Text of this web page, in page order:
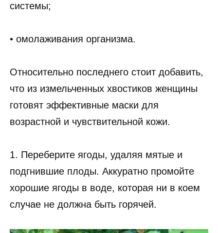
системы;
• омолаживания организма.
Относительно последнего стоит добавить,
что из измельченных хвостиков женщины
готовят эффективные маски для
возрастной и чувствительной кожи.
1. Переберите ягоды, удаляя мятые и
подгнившие плоды. Аккуратно промойте
хорошие ягоды в воде, которая ни в коем
случае не должна быть горячей.